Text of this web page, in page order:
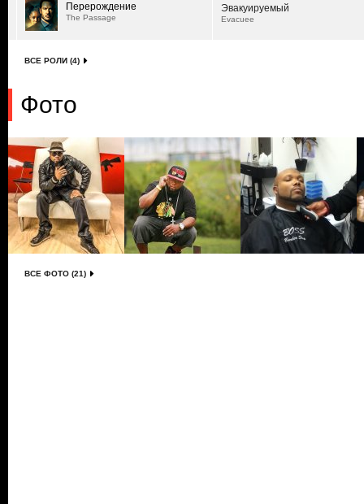
Перерождение
The Passage
Эвакуируемый
Evacuee
ВСЕ РОЛИ (4)
Фото
ВСЕ ФОТО (21)